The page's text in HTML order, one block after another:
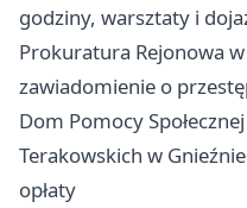
godziny, warsztaty i
Prokuratura Rejonowa
zawiadomienie o
Dom Pomocy
Terakowskich w
opłaty